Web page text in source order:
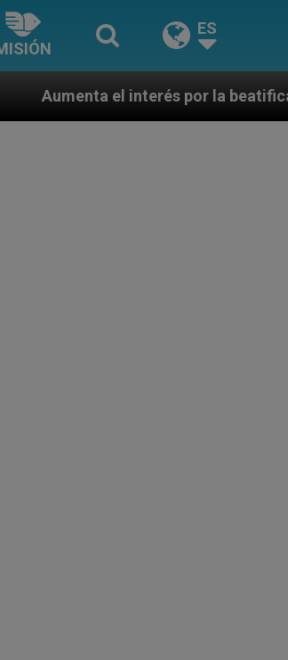
ES
por la beatificación en Estados